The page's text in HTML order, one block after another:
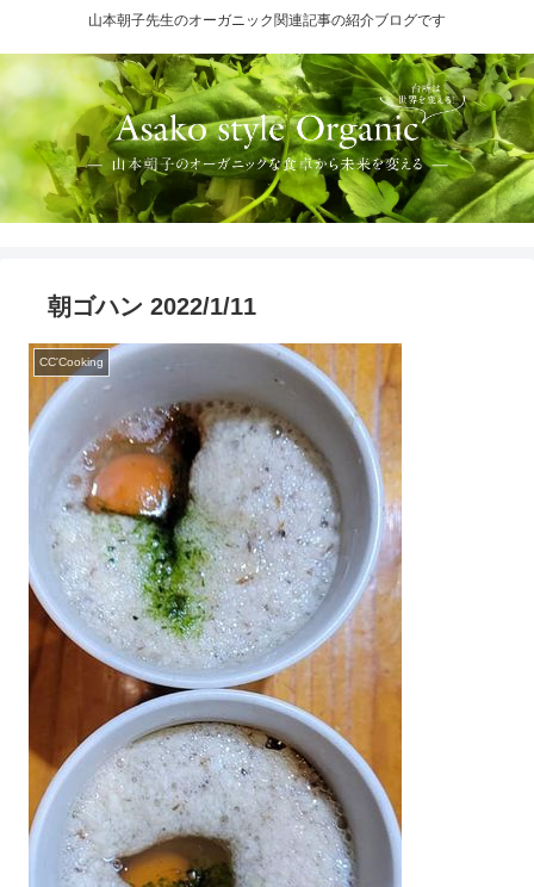
山本朝子先生のオーガニック関連記事の紹介ブログです
朝ゴハン 2022/1/11
CC'Cooking